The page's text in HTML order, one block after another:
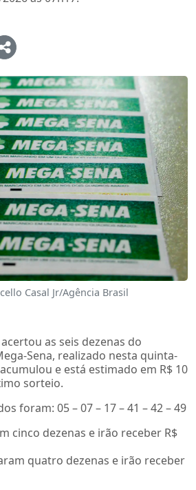
Casal Jr/Agência Brasil
as seis dezenas do
Sena, realizado nesta quinta-
e está estimado em R$ 10
sorteio.
foram: 05 – 07 – 17 – 41 – 42 – 49
cinco dezenas e irão receber R$
quatro dezenas e irão receber